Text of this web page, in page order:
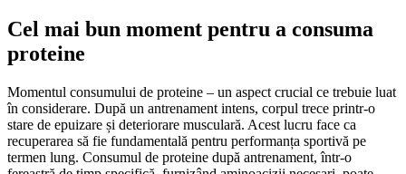
Cel mai bun moment pentru a consuma
proteine
Momentul consumului de proteine – un aspect crucial ce trebuie luat
în considerare. După un antrenament intens, corpul trece printr-o
stare de epuizare și deteriorare musculară. Acest lucru face ca
recuperarea să fie fundamentală pentru performanța sportivă pe
termen lung. Consumul de proteine după antrenament, într-o